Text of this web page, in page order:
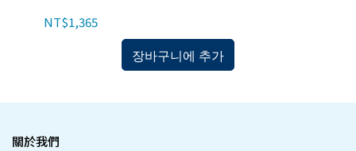
NT$1,365
장바구니에 추가
關於我們